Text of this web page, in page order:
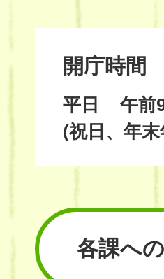
開庁時間
平日
午前
(祝日、年
各課へ